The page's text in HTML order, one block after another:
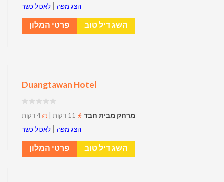
הצג מפה | לאכול כשר
פרטי המלון השג דיל טוב
Duangtawan Hotel
מרחק מבית חבד
הצג מפה | לאכול כשר
פרטי המלון השג דיל טוב